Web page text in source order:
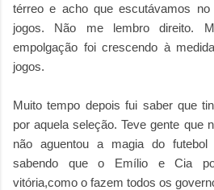
térreo e acho que escutávamos
jogos. Não me lembro direito.
empolgação foi crescendo à
jogos.
Muito tempo depois fui saber que
por aquela seleção. Teve gente que
não aguentou a magia do
sabendo que o Emílio e Cia
vitória,como o fazem todos os